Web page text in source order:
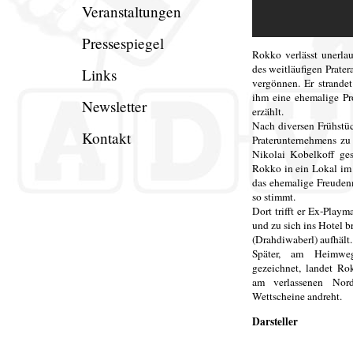
Veranstaltungen
Pressespiegel
Links
Newsletter
Kontakt
Rokko verlässt
des weitläufigen
vergönnen. Er
ihm eine ehemalige
erzählt.
Nach diversen
Praterunternehmens
Nikolai Kobelkoff
Rokko in ein Lokal im
das ehemalige
so stimmt.
Dort trifft er Ex-
und zu sich ins Hotel
(Drahdiwaberl) aufhält.
Später, am
gezeichnet, landet
am verlassenen
Wettscheine andreht.
Darsteller